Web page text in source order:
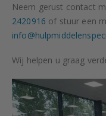
Neem gerust contact
2420916 of stuur een
Wij helpen u graag